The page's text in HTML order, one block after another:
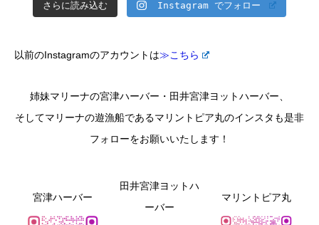
さらに読み込む Instagram でフォロー
以前のInstagramのアカウントは≫こちら
姉妹マリーナの宮津ハーバー・田井宮津ヨットハーバー、
そしてマリーナの遊漁船であるマリントピア丸のインスタも是非
フォローをお願いいたします！
宮津ハーバー
田井宮津ヨットハ
ーバー
マリントピア丸